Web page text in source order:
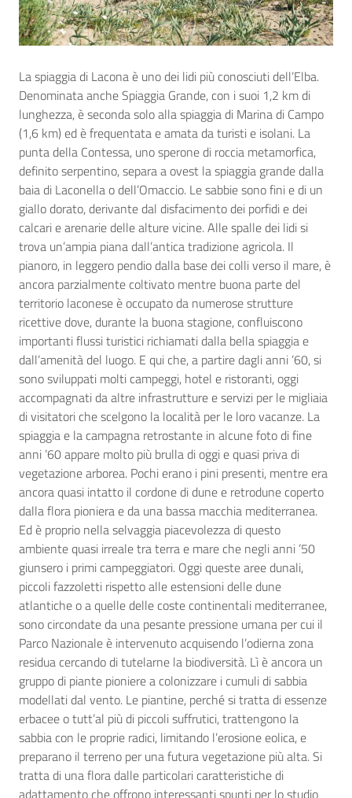
La spiaggia di Lacona è uno dei lidi più conosciuti dell’Elba.
Denominata anche Spiaggia Grande, con i suoi 1,2 km di
lunghezza, è seconda solo alla spiaggia di Marina di Campo
(1,6 km) ed è frequentata e amata da turisti e isolani. La
punta della Contessa, uno sperone di roccia metamorfica,
definito serpentino, separa a ovest la spiaggia grande dalla
baia di Laconella o dell’Omaccio. Le sabbie sono fini e di un
giallo dorato, derivante dal disfacimento dei porfidi e dei
calcari e arenarie delle alture vicine. Alle spalle dei lidi si
trova un’ampia piana dall’antica tradizione agricola. Il
pianoro, in leggero pendio dalla base dei colli verso il mare, è
ancora parzialmente coltivato mentre buona parte del
territorio laconese è occupato da numerose strutture
ricettive dove, durante la buona stagione, confluiscono
importanti flussi turistici richiamati dalla bella spiaggia e
dall’amenità del luogo. E qui che, a partire dagli anni ’60, si
sono sviluppati molti campeggi, hotel e ristoranti, oggi
accompagnati da altre infrastrutture e servizi per le migliaia
di visitatori che scelgono la località per le loro vacanze. La
spiaggia e la campagna retrostante in alcune foto di fine
anni ’60 appare molto più brulla di oggi e quasi priva di
vegetazione arborea. Pochi erano i pini presenti, mentre era
ancora quasi intatto il cordone di dune e retrodune coperto
dalla flora pioniera e da una bassa macchia mediterranea.
Ed è proprio nella selvaggia piacevolezza di questo
ambiente quasi irreale tra terra e mare che negli anni ’50
giunsero i primi campeggiatori. Oggi queste aree dunali,
piccoli fazzoletti rispetto alle estensioni delle dune
atlantiche o a quelle delle coste continentali mediterranee,
sono circondate da una pesante pressione umana per cui il
Parco Nazionale è intervenuto acquisendo l’odierna zona
residua cercando di tutelarne la biodiversità. Lì è ancora un
gruppo di piante pioniere a colonizzare i cumuli di sabbia
modellati dal vento. Le piantine, perché si tratta di essenze
erbacee o tutt’al più di piccoli suffrutici, trattengono la
sabbia con le proprie radici, limitando l’erosione eolica, e
preparano il terreno per una futura vegetazione più alta. Si
tratta di una flora dalle particolari caratteristiche di